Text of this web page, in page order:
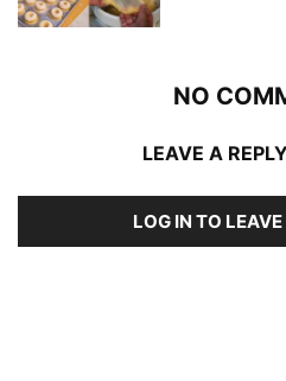
NO
LEAVE A REPLY
LOG IN TO